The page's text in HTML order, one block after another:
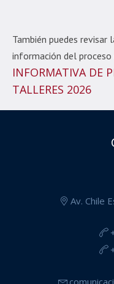
También puedes
información del proceso
INFORMATIVA DE
TALLERES 2026
Av. Chile